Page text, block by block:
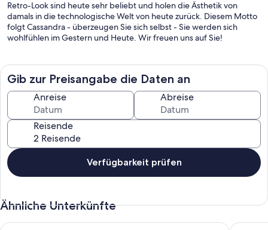
Retro-Look sind heute sehr beliebt und holen die Ästhetik von
damals in die technologische Welt von heute zurück. Diesem Motto
folgt Cassandra - überzeugen Sie sich selbst - Sie werden sich
wohlfühlen im Gestern und Heute. Wir freuen uns auf Sie!
Gib zur Preisangabe die Daten an
Anreise Abreise
Reisende
Verfügbarkeit prüfen
Ähnliche Unterkünfte